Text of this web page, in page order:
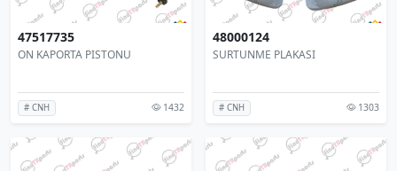
47517735
ON KAPORTA PISTONU
# CNH 1432
48000124
SURTUNME PLAKASI
# CNH 1303